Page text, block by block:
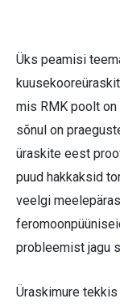
Üks peamisi
mis RMK poolt
sõnul on
üraskite eest
puud hakkaksid
veelgi
probleemist jagu
Üraskimure